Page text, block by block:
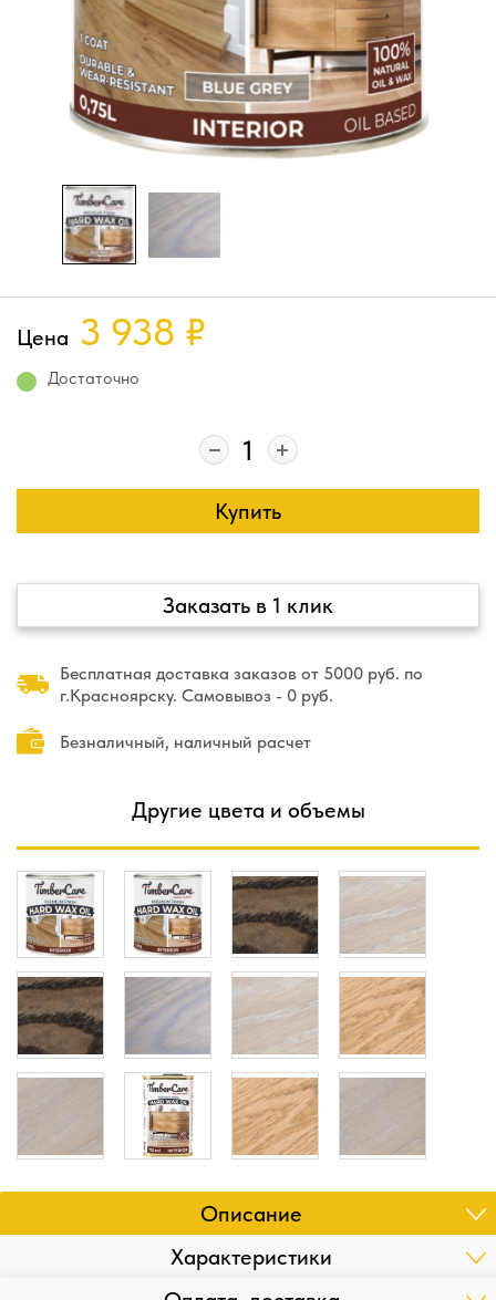
Цена 3 938 ₽
Достаточно
Купить
Заказать в 1 клик
Бесплатная доставка заказов от 5000 руб. по
г.Красноярску. Самовывоз - 0 руб.
Безналичный, наличный расчет
Другие цвета и объемы
Описание
Характеристики